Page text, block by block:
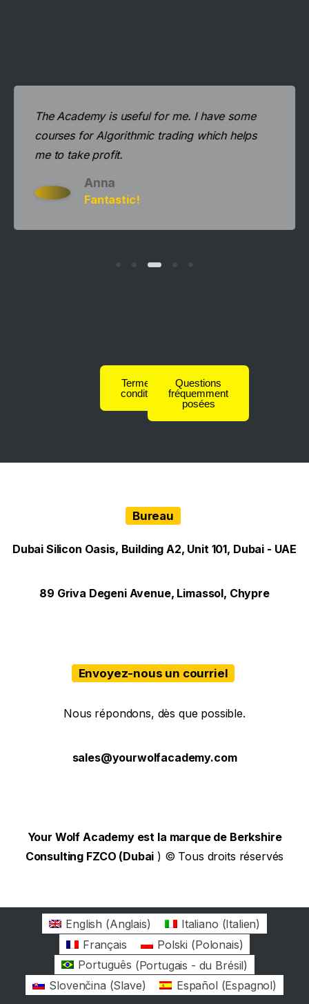
The Academy is useful for me. I have some
courses for Algorithmic trading which helps
me to take profit.
Anna
Fantastic!
Termes et
conditions
Questions
fréquemment
posées
Bureau
Dubai Silicon Oasis, Building A2, Unit 101, Dubai - UAE
89 Griva Degeni Avenue, Limassol, Chypre
Envoyez-nous un courriel
Nous répondons, dès que possible.
sales@yourwolfacademy.com
Your Wolf Academy est la marque de Berkshire
Consulting FZCO (Dubai ) © Tous droits réservés
English (Anglais) Italiano (Italien)
Français
Polski (Polonais)
Português (Portugais - du Brésil)
Slovenčina (Slave) Español(Espagnol)